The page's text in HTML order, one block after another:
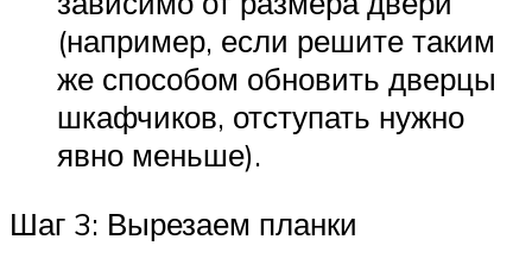
(например, если решите таким
же способом обновить дверцы
шкафчиков, отступать нужно
явно меньше).
Шаг 3: Вырезаем планки